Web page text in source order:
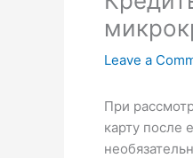
Leave a
При
карту после